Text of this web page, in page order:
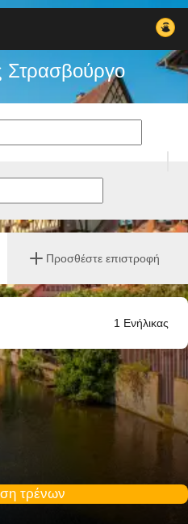
Στρασβούργο
Προσθέστε επιστροφή
1 Ενήλικας
τρένων